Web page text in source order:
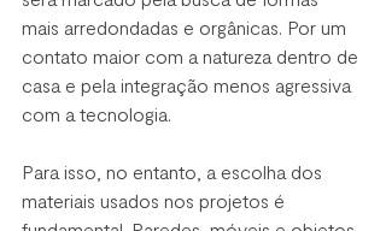
mais arredondadas e orgânicas. Por um
contato maior com a natureza dentro de
casa e pela integração menos agressiva
com a tecnologia.
Para isso, no entanto, a escolha dos
materiais usados nos projetos é